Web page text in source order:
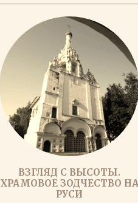
ВЗГЛЯД С ВЫСОТЫ.
ХРАМОВОЕ ЗОДЧЕСТВО
РУСИ